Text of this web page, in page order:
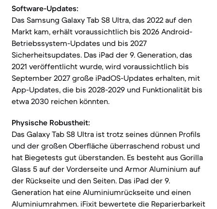
Software-Updates:
Das Samsung Galaxy Tab S8 Ultra, das 2022 auf den
Markt kam, erhält voraussichtlich bis 2026 Android-
Betriebssystem-Updates und bis 2027
Sicherheitsupdates. Das iPad der 9. Generation, das
2021 veröffentlicht wurde, wird voraussichtlich bis
September 2027 große iPadOS-Updates erhalten, mit
App-Updates, die bis 2028-2029 und Funktionalität bis
etwa 2030 reichen könnten.
Physische Robustheit:
Das Galaxy Tab S8 Ultra ist trotz seines dünnen Profils
und der großen Oberfläche überraschend robust und
hat Biegetests gut überstanden. Es besteht aus Gorilla
Glass 5 auf der Vorderseite und Armor Aluminium auf
der Rückseite und den Seiten. Das iPad der 9.
Generation hat eine Aluminiumrückseite und einen
Aluminiumrahmen. iFixit bewertete die Reparierbarkeit